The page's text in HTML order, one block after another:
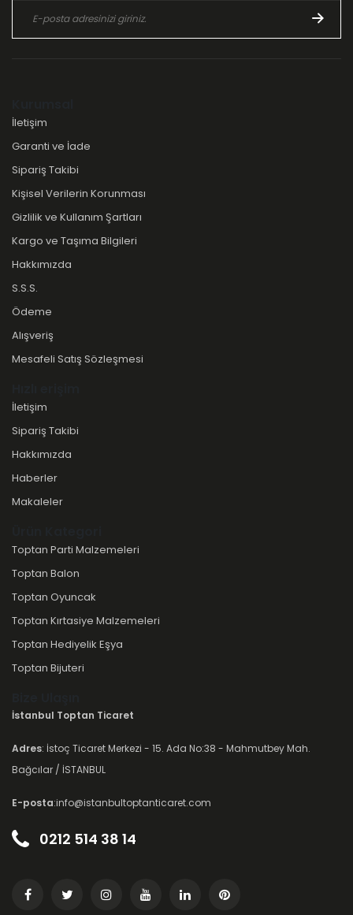
İletişim
Garanti ve İade
Sipariş Takibi
Kişisel Verilerin Korunması
Gizlilik ve Kullanım Şartları
Kargo ve Taşıma Bilgileri
Hakkımızda
S.S.S.
Ödeme
Alışveriş
Mesafeli Satış Sözleşmesi
İletişim
Sipariş Takibi
Hakkımızda
Haberler
Makaleler
Toptan Parti Malzemeleri
Toptan Balon
Toptan Oyuncak
Toptan Kırtasiye Malzemeleri
Toptan Hediyelik Eşya
Toptan Bijuteri
İstanbul Toptan Ticaret
Adres: İstoç Ticaret Merkezi - 15. Ada No:38 - Mahmutbey Mah.
Bağcılar / İSTANBUL
E-posta:info@istanbultoptanticaret.com
0212 514 38 14